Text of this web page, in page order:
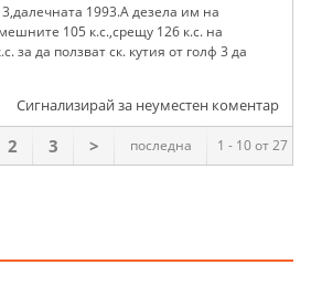
1993.А дезела им на
105 к.с.,срещу 126 к.с. на
за да ползват ск. кутия от голф 3 да
Сигнализирай за неуместен коментар
1 - 10 от 27
2 3 > последна